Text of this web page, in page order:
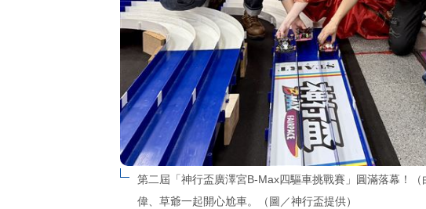
第二屆「神行盃廣澤宮B-Max四驅車挑戰賽」圓滿落幕！
偉、草爺一起開心尬車。（圖／神行盃提供）